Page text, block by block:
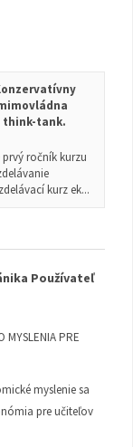
think-tank.
ročník kurzu
kurz ek...
Používateľ
MYSLENIA PRE
myslenie sa
pre učiteľov